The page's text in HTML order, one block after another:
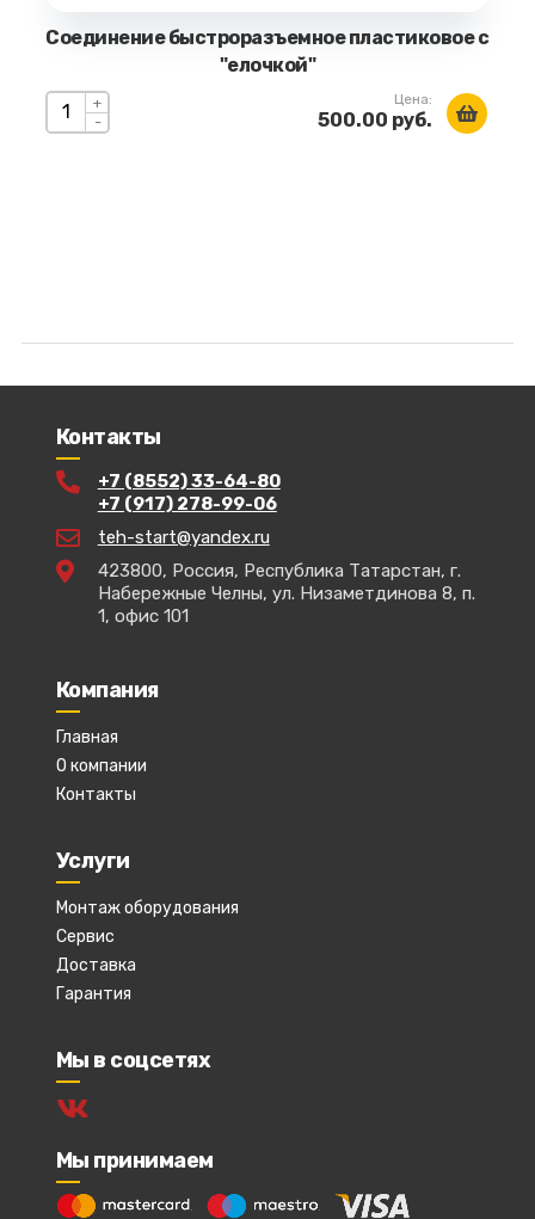
Соединение быстроразъемное пластиковое с
"елочкой"
+
-
Цена:
500.00 руб.
Контакты
+7 (8552) 33-64-80
+7 (917) 278-99-06
teh-start@yandex.ru
423800, Россия, Республика Татарстан, г.
Набережные Челны, ул. Низаметдинова 8, п.
1, офис 101
Компания
Главная
О компании
Контакты
Услуги
Монтаж оборудования
Сервис
Доставка
Гарантия
Мы в соцсетях
Мы принимаем